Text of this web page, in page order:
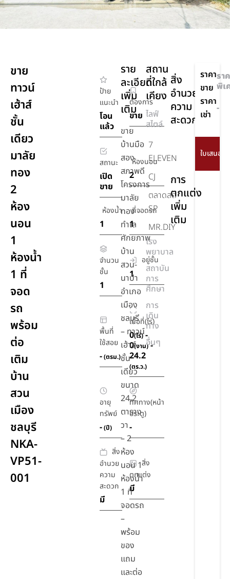
ขาย
ทาวน์
เฮ้าส์
ชั้น
เดียว
มาลัย
ทอง
2
ห้อง
นอน
1
ห้องน้ำ
1 ที่
จอด
รถ
พร้อม
ต่อ
เติม
บ้าน
สวน
เมือง
ชลบุรี
NKA-
VP51-
001
ป้าย
แนะนำ
โอน
แล้ว
ต้องการ
ขาย
สถานะ
เปิด
ขาย
ห้องนอน
2
ห้องน้ำ
1
ที่จอดรถ
1
จำนวน
ชั้น
1
อยู่ชั้น
1
พื้นที่
ใช้สอย
-(ตรม.)
เนื้อที่(ไร่)
0(ไร่)-
0(งาน)-
24.2
(ตร.ว.)
อายุ
ทรัพย์
-(ปี)
ทิศทาง(หน้า
ประตู)
-
สิ่ง
อำนวย
ความ
สะดวก
มี
สิ่ง
ตกแต่ง
มี
ราย
ละเอียด
เพิ่ม
เติม
ขาย
บ้านมือ
สอง
สภาพดี
โครงการ
มาลัย
ทอง
ทำเล
ศักยภาพ
บ้าน
สวน-
นาป่า
อำเภอ
เมือง
ชลบุรี
– ทาวน์
เฮ้าส์
ชั้น
เดียว
ขนาด
24.2
ตาราง
วา
– 2
ห้อง
นอน 1
ห้องน้ำ
1 ที่
จอดรถ
–
พร้อม
ของ
แถม
และต่อ
สถาน
ที่ใกล้
เคียง
ไลฟ์
สไตล์
7
ELEVEN
CJ
ตลาดสด
SP
MR.DIY
โรง
พยาบาล
สถาบัน
การ
ศึกษา
การ
เดิน
ทาง
อื่นๆ
สิ่ง
อำนวย
ความ
สะดวก
ปรับ
อากาศ
การ
ตกแต่ง
เพิ่ม
เติม
ราคา
ขาย
รา
พิเ
ราคา
เช่า
-